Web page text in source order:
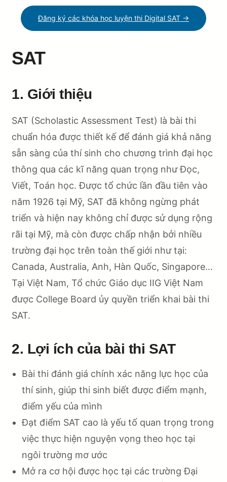
Đăng ký các khóa học luyện thi Digital SAT →
SAT
1. Giới thiệu
SAT (Scholastic Assessment Test) là bài thi
chuẩn hóa được thiết kế để đánh giá khả năng
sẵn sàng của thí sinh cho chương trình đại học
thông qua các kĩ năng quan trọng như Đọc,
Viết, Toán học. Được tổ chức lần đầu tiên vào
năm 1926 tại Mỹ, SAT đã không ngừng phát
triển và hiện nay không chỉ được sử dụng rộng
rãi tại Mỹ, mà còn được chấp nhận bởi nhiều
trường đại học trên toàn thế giới như tại:
Canada, Australia, Anh, Hàn Quốc, Singapore…
Tại Việt Nam, Tổ chức Giáo dục IIG Việt Nam
được College Board ủy quyền triển khai bài thi
SAT.
2. Lợi ích của bài thi SAT
Bài thi đánh giá chính xác năng lực học của
thí sinh, giúp thi sinh biết được điểm mạnh,
điểm yếu của mình
Đạt điểm SAT cao là yếu tố quan trọng trong
việc thực hiện nguyện vọng theo học tại
ngôi trường mơ ước
Mở ra cơ hội được học tại các trường Đại